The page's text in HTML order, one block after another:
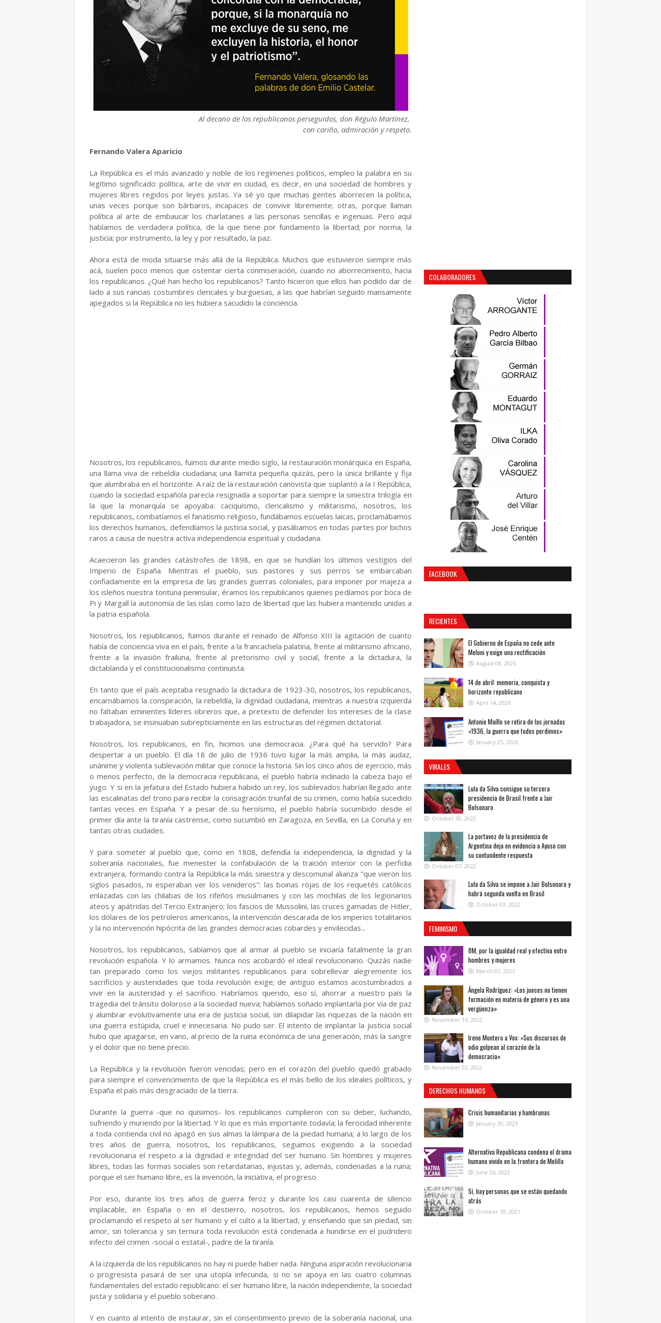
Al decano de los republicanos perseguidos, don Régulo Martínez,
con cariño, admiración y respeto.
Fernando Valera Aparicio
La República es el más avanzado y noble de los regímenes políticos, empleo la palabra en su
legítimo significado: política, arte de vivir en ciudad, es decir, en una sociedad de hombres y
mujeres libres regidos por leyes justas. Ya sé yo que muchas gentes aborrecen la política,
unas veces porque son bárbaros, incapaces de convivir libremente; otras, porque llaman
política al arte de embaucar los charlatanes a las personas sencillas e ingenuas. Pero aquí
hablamos de verdadera política, de la que tiene por fundamento la libertad; por norma, la
justicia; por instrumento, la ley y por resultado, la paz.
Ahora está de moda situarse más allá de la República. Muchos que estuvieron siempre más
acá, suelen poco menos que ostentar cierta conmiseración, cuando no aborrecimiento, hacia
los republicanos. ¿Qué han hecho los republicanos? Tanto hicieron que ellos han podido dar de
lado a sus rancias costumbres clericales y burguesas, a las que habrían seguido mansamente
apegados si la República no les hubiera sacudido la conciencia.
Nosotros, los republicanos, fuimos durante medio siglo, la restauración monárquica en España,
una llama viva de rebeldía ciudadana; una llamita pequeña quizás, pero la única brillante y fija
que alumbraba en el horizonte. A raíz de la restauración canovista que suplantó a la I República,
cuando la sociedad española parecía resignada a soportar para siempre la siniestra trilogía en
la que la monarquía se apoyaba: caciquismo, clericalismo y militarismo, nosotros, los
republicanos, combatíamos el fanatismo religioso, fundábamos escuelas laicas, proclamábamos
los derechos humanos, defendíamos la justicia social, y pasábamos en todas partes por bichos
raros a causa de nuestra activa independencia espiritual y ciudadana.
Acaecieron las grandes catástrofes de 1898, en que se hundían los últimos vestigios del
Imperio de España. Mientras el pueblo, sus pastores y sus perros se embarcaban
confiadamente en la empresa de las grandes guerras coloniales, para imponer por majeza a
los isleños nuestra tontuna peninsular, éramos los republicanos quienes pedíamos por boca de
Pi y Margall la autonomía de las islas como lazo de libertad que las hubiera mantenido unidas a
la patria española.
Nosotros, los republicanos, fuimos durante el reinado de Alfonso XIII la agitación de cuanto
había de conciencia viva en el país, frente a la francachela palatina, frente al militarismo africano,
frente a la invasión frailuna, frente al pretorismo civil y social, frente a la dictadura, la
dictablanda y el constitucionalismo continuista.
En tanto que el país aceptaba resignado la dictadura de 1923-30, nosotros, los republicanos,
encarnábamos la conspiración, la rebeldía, la dignidad ciudadana, mientras a nuestra izquierda
no faltaban eminentes líderes obreros que, a pretexto de defender los intereses de la clase
trabajadora, se insinuaban subrepticiamente en las estructuras del régimen dictatorial.
Nosotros, los republicanos, en fin, hicimos una democracia. ¿Para qué ha servido? Para
despertar a un pueblo. El día 18 de julio de 1936 tuvo lugar la más amplia, la más audaz,
unánime y violenta sublevación militar que conoce la historia. Sin los cinco años de ejercicio, más
o menos perfecto, de la democracia republicana, el pueblo habría inclinado la cabeza bajo el
yugo. Y si en la jefatura del Estado hubiera habido un rey, los sublevados habrían llegado ante
las escalinatas del trono para recibir la consagración triunfal de su crimen, como había sucedido
tantas veces en España. Y a pesar de su heroísmo, el pueblo habría sucumbido desde el
primer día ante la tiranía castrense, como sucumbió en Zaragoza, en Sevilla, en La Coruña y en
tantas otras ciudades.
Y para someter al pueblo que, como en 1808, defendía la independencia, la dignidad y la
soberanía nacionales, fue menester la confabulación de la traición interior con la perfidia
extranjera, formando contra la República la más siniestra y descomunal alianza "que vieron los
siglos pasados, ni esperaban ver los venideros": las boinas rojas de los requetés católicos
enlazadas con las chilabas de los rifeños musulmanes y con las mochilas de los legionarios
ateos y apátridas del Tercio Extranjero; los fascios de Mussolini, las cruces gamadas de Hitler,
los dólares de los petroleros americanos, la intervención descarada de los imperios totalitarios
y la no intervención hipócrita de las grandes democracias cobardes y envilecidas...
Nosotros, los republicanos, sabíamos que al armar al pueblo se iniciaría fatalmente la gran
revolución española. Y lo armamos. Nunca nos acobardó el ideal revolucionario. Quizás nadie
tan preparado como los viejos militantes republicanos para sobrellevar alegremente los
sacrificios y austeridades que toda revolución exige; de antiguo estamos acostumbrados a
vivir en la austeridad y el sacrificio. Habríamos querido, eso sí, ahorrar a nuestro país la
tragedia del tránsito doloroso a la sociedad nueva; habíamos soñado implantarla por vía de paz
y alumbrar evolutivamente una era de justicia social, sin dilapidar las riquezas de la nación en
una guerra estúpida, cruel e innecesaria. No pudo ser. El intento de implantar la justicia social
hubo que apagarse, en vano, al precio de la ruina económica de una generación, más la sangre
y el dolor que no tiene precio.
La República y la revolución fueron vencidas; pero en el corazón del pueblo quedó grabado
para siempre el convencimiento de que la República es el más bello de los ideales políticos, y
España el país más desgraciado de la tierra.
Durante la guerra -que no quisimos- los republicanos cumplieron con su deber, luchando,
sufriendo y muriendo por la libertad. Y lo que es más importante todavía; la ferocidad inherente
a toda contienda civil no apagó en sus almas la lámpara de la piedad humana; a lo largo de los
tres años de guerra, nosotros, los republicanos, seguimos exigiendo a la sociedad
revolucionaria el respeto a la dignidad e integridad del ser humano. Sin hombres y mujeres
libres, todas las formas sociales son retardatarias, injustas y, además, condenadas a la ruina;
porque el ser humano libre, es la invención, la iniciativa, el progreso.
Por eso, durante los tres años de guerra feroz y durante los casi cuarenta de silencio
implacable, en España o en el destierro, nosotros, los republicanos, hemos seguido
proclamando el respeto al ser humano y el culto a la libertad, y enseñando que sin piedad, sin
amor, sin tolerancia y sin ternura toda revolución está condenada a hundirse en el pudridero
infecto del crimen -social o estatal-, padre de la tiranía.
A la izquierda de los republicanos no hay ni puede haber nada. Ninguna aspiración revolucionaria
o progresista pasará de ser una utopía infecunda, si no se apoya en las cuatro columnas
fundamentales del estado republicano: el ser humano libre, la nación independiente, la sociedad
justa y solidaria y el pueblo soberano.
Y en cuanto al intento de instaurar, sin el consentimiento previo de la soberanía nacional, una
COLABORADORES
FACEBOOK
RECIENTES
El Gobierno de España no cede ante
Meloni y exige una rectificación
August 08, 2026
14 de abril: memoria, conquista y
horizonte republicano
April 14, 2026
Antonio Maíllo se retira de las jornadas
«1936, la guerra que todos perdimos»
January 25, 2026
VIRALES
Lula da Silva consigue su tercera
presidencia de Brasil frente a Jair
Bolsonaro
October 30, 2022
La portavoz de la presidencia de
Argentina deja en evidencia a Ayuso con
su contundente respuesta
October 07, 2022
Lula da Silva se impone a Jair Bolsonaro y
habrá segunda vuelta en Brasil
October 03, 2022
FEMINISMO
8M, por la igualdad real y efectiva entre
hombres y mujeres
March 07, 2023
Ángela Rodríguez: «Los jueces no tienen
formación en materia de género y es una
vergüenza»
November 16, 2022
Irene Montero a Vox: «Sus discursos de
odio golpean al corazón de la
democracia»
November 02, 2022
DERECHOS HUMANOS
Crisis humanitarias y hambrunas
January 30, 2023
Alternativa Republicana condena el drama
humano vivido en la frontera de Melilla
June 26, 2022
Sí, hay personas que se están quedando
atrás
October 10, 2021